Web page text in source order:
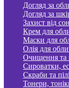
Догляд за
Догляд за
Захист від
Крем для
Маски для
Олія для
Очищення та
Сироватки,
Скраби та
Тонери,